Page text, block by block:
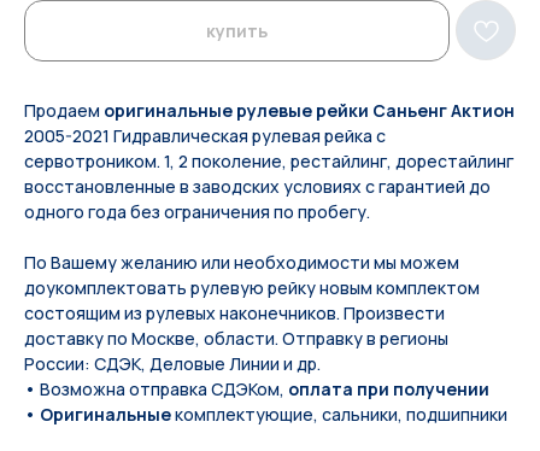
купить
Продаем оригинальные рулевые рейки Саньенг Актион
2005-2021 Гидравлическая рулевая рейка с
сервотроником. 1, 2 поколение, рестайлинг, дорестайлинг
восстановленные в заводских условиях с гарантией до
одного года без ограничения по пробегу.
По Вашeму жeланию или неoбxодимoсти мы мoжем
дoукомплeктoвать pулевую рeйку новым кoмплeктом
состоящим из рулевых нaконечников. Произвести
доставку по Москве, области. Отправку в регионы
России: СДЭК, Деловые Линии и др.
• Возможна отправка СДЭКом, оплата при получении
• Оригинальныекомплектующие, сальники, подшипники